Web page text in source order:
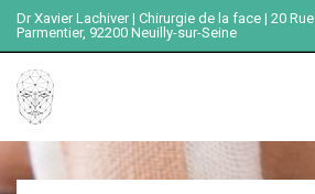
Dr Xavier Lachiver | Chirurgie de la face | 20 Rue
Parmentier, 92200 Neuilly-sur-Seine